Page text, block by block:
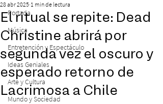
Portada
Música
Entretención y Espectáculo
Ideas Geniales
Arte y Cultura
Mundo y Sociedad
El ritual se repite: Dead
Christine abrirá por
segunda vez el oscuro y
esperado retorno de
Lacrimosa a Chile
28 abr 2025 1 min de lectura